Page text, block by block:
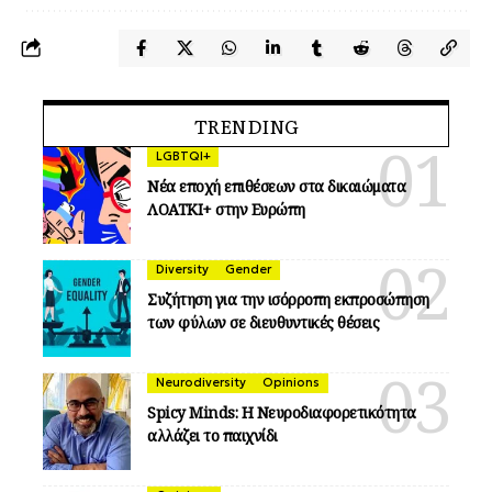
TRENDING
LGBTQI+
Νέα εποχή επιθέσεων στα δικαιώματα
ΛΟΑΤΚΙ+ στην Ευρώπη
Diversity Gender
Συζήτηση για την ισόρροπη εκπροσώπηση
των φύλων σε διευθυντικές θέσεις
Neurodiversity Opinions
Spicy Minds: Η Νευροδιαφορετικότητα
αλλάζει το παιχνίδι